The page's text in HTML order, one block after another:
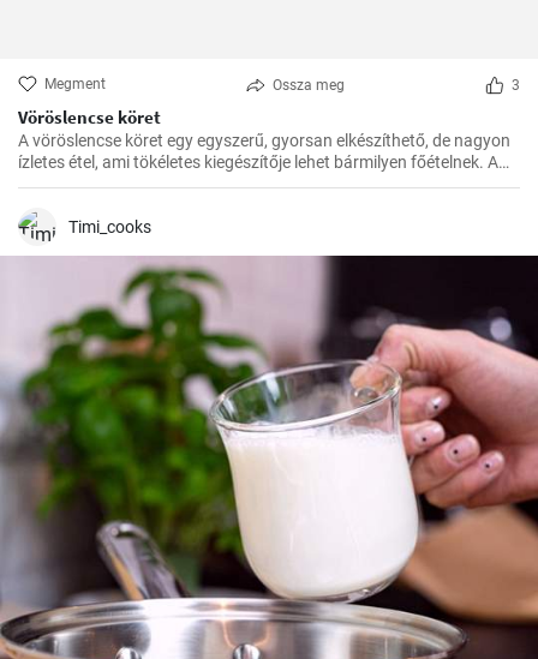
Megment Ossza meg 3
Vöröslencse köret
A vöröslencse köret egy egyszerű, gyorsan elkészíthető, de nagyon
ízletes étel, ami tökéletes kiegészítője lehet bármilyen főételnek. A
lencse nagyon egészséges, remek fehérje- és rostforrás, így jól illik a
Timi_cooks